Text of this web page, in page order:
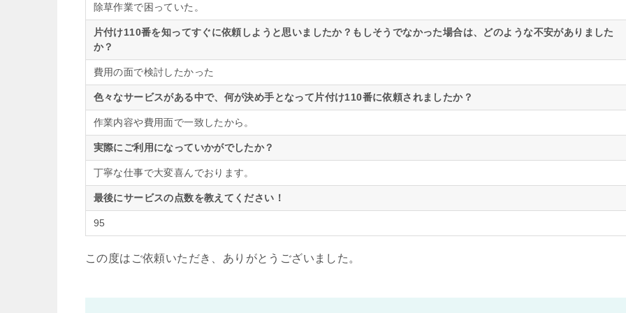
除草作業で困っていた。
片付け110番を知ってすぐに依頼しようと思いましたか？もしそうでなかった場合は、どのような不安がありました
か？
費用の面で検討したかった
色々なサービスがある中で、何が決め手となって片付け110番に依頼されましたか？
作業内容や費用面で一致したから。
実際にご利用になっていかがでしたか？
丁寧な仕事で大変喜んでおります。
最後にサービスの点数を教えてください！
95
この度はご依頼いただき、ありがとうございました。